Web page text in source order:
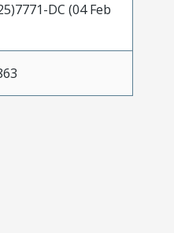
DC (04 Feb